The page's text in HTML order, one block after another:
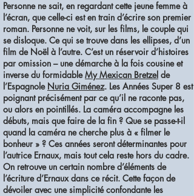
Personne ne sait, en regardant cette jeune femme à
l’écran, que celle-ci est en train d’écrire son premier
roman. Personne ne voit, sur les films, le couple qui
se disloque. Ce qui se trouve dans les ellipses, d’un
film de Noël à l’autre. C’est un réservoir d’histoires
par omission – une démarche à la fois cousine et
inverse du formidableMy Mexican Bretzel de
l’Espagnole Nuria Giménez. Les Années Super 8 est
poignant précisément par ce qu’il ne raconte pas,
ou alors en pointillés. La caméra accompagne les
débuts, mais que faire de la fin ? Que se passe-t-il
quand la caméra ne cherche plus à « filmer le
bonheur » ? Ces années seront déterminantes pour
l’autrice Ernaux, mais tout cela reste hors du cadre.
On retrouve un certain nombre d’éléments de
l’écriture d’Ernaux dans ce récit. Cette façon de
dévoiler avec une simplicité confondante les